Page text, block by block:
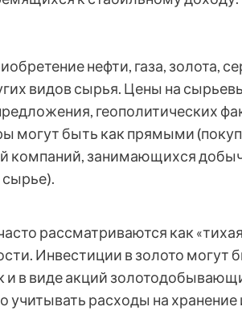
нефти, газа, золота,
видов сырья. Цены на
геополитических
могут быть как прямыми
компаний, занимающихся
рассматриваются как
Инвестиции в золото могут
и в виде акций
расходы на хранение